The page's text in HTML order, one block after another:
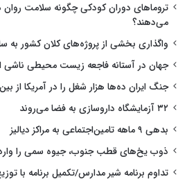
تروماهای دوران کودکی چگونه سلامت روان
می‌دهند؟
واگذاری بخشی از پروژه‌های کلان کشور به
جهان در آستانه فاجعه زیست محیطی
جنگ ایران ده‌ها هزار شغل را در آمریکا از
۳۲ آزمایشگاه داروسازی به فضا می‌روند
بدهی ۹ ماهه تامین‌اجتماعی به مراکز دیالیز
ذوب یخ‌های قطب جنوب، جیوه سمی را
تداوم برنامه شیر مدارس/تکمیل برنامه با